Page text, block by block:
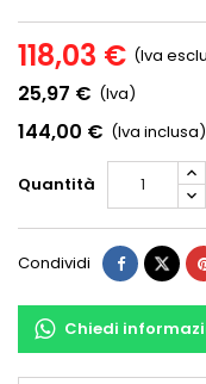
118,03 € (Iva
25,97 € (Iva)
144,00 € (Iva inclusa)
Quantità
Condividi
Chiedi